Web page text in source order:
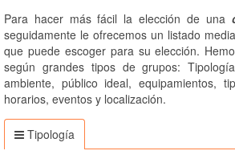
Para hacer más fácil la elección de una
seguidamente le ofrecemos un listado
que puede escoger para su elección.
según grandes tipos de grupos:
ambiente, público ideal, equipamientos,
horarios, eventos y localización.
Tipología